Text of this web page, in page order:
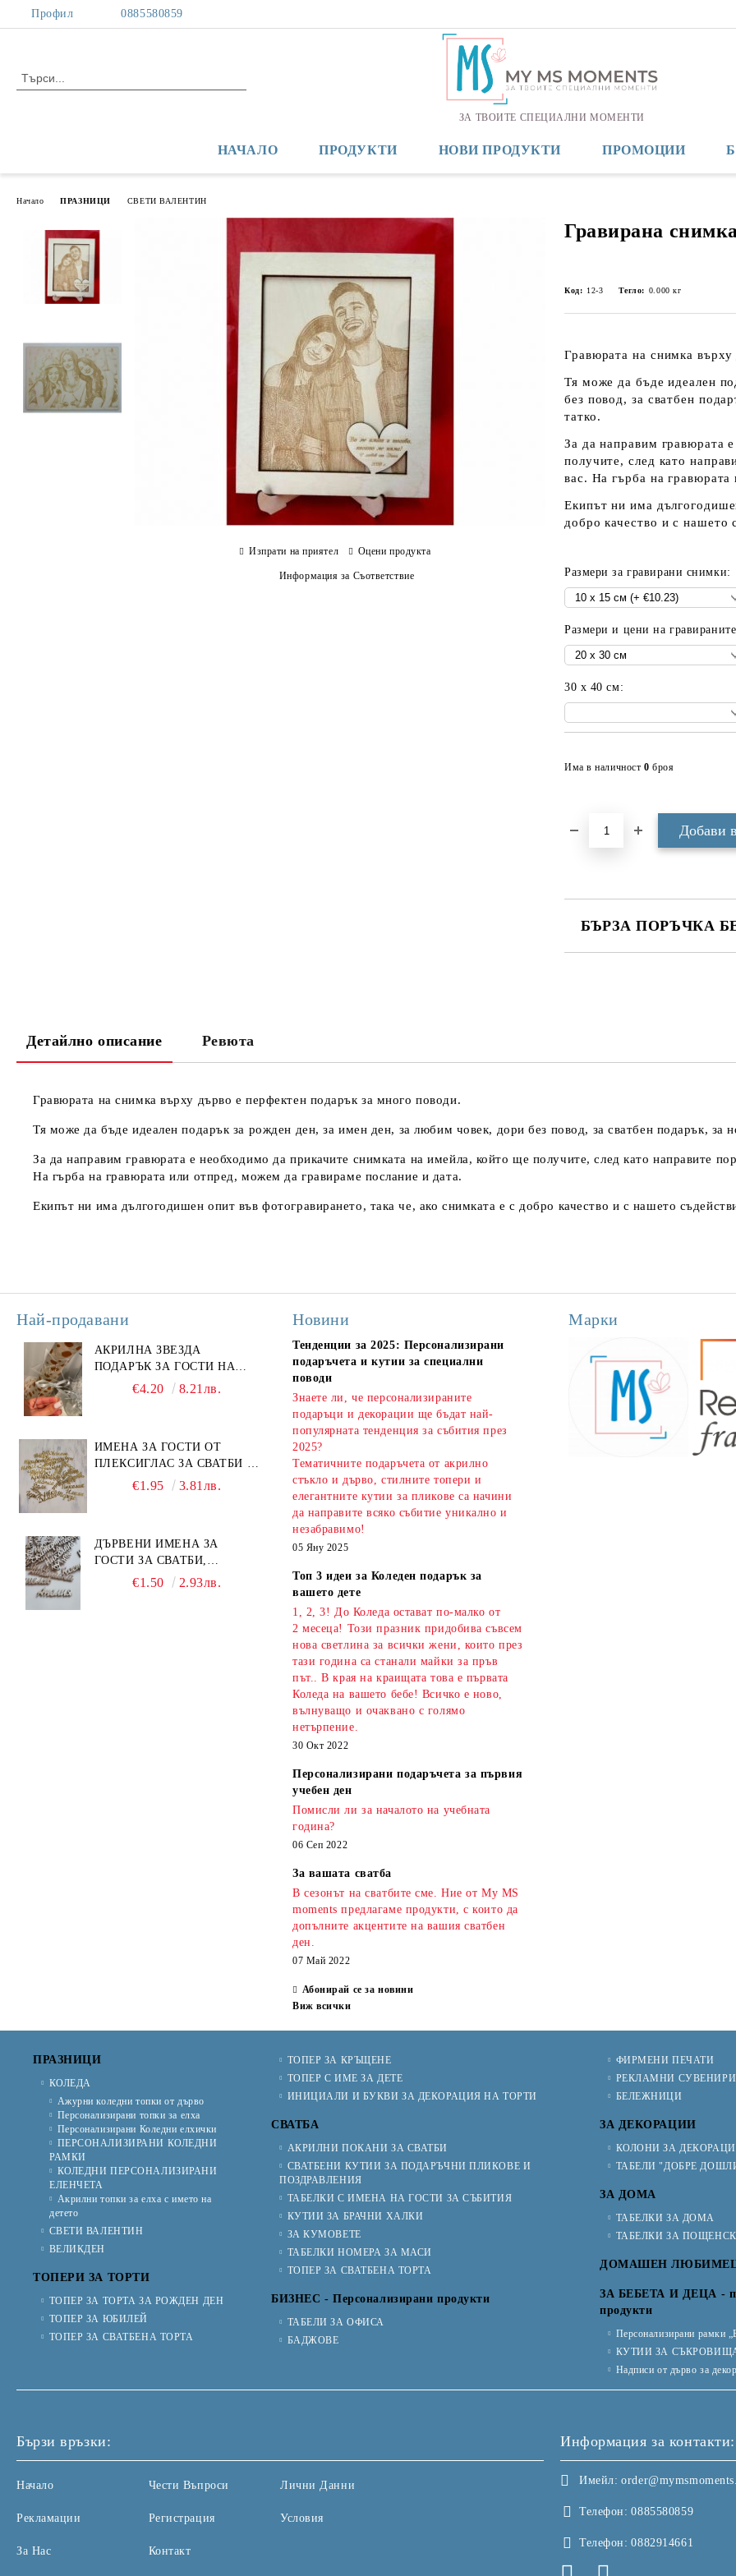
Профил 0885580859
ЗА ТВОИТЕ СПЕЦИАЛНИ МОМЕНТИ
НАЧАЛО ПРОДУКТИ НОВИ ПРОДУКТИ ПРОМОЦИИ
Начало ПРАЗНИЦИ СВЕТИ ВАЛЕНТИН
Гравирана
Код: 12-3 Тегло: 0.000 кг
Гравюрата на снимка
Тя може да бъде идеален
без повод, за сватбен
татко.
За да направим гравюрата
получите, след като
вас. На гърба на
Екипът ни има
добро качество и с нашето
Размери за гравирани снимки:
Размери и цени на
30 х 40 см:
Има в наличност 0 броя
БЪРЗА ПОРЪЧКА
Изпрати на приятел Оцени продукта
Информация за Съответствие
Детайлно описание Ревюта
Гравюрата на снимка върху дърво е перфектен подарък за много поводи.
Тя може да бъде идеален подарък за рожден ден, за имен ден, за любим човек, дори без повод, за сватбен подарък,
За да направим гравюрата е необходимо да прикачите снимката на имейла, който ще получите, след като направите
На гърба на гравюрата или отпред, можем да гравираме послание и дата.
Екипът ни има дългогодишен опит във фотогравирането, така че, ако снимката е с добро качество и с нашето
Най-продавани
АКРИЛНА ЗВЕЗДА
ПОДАРЪК ЗА ГОСТИ НА
ПОГАЧА€4.20 8.21лв.
ИМЕНА ЗА ГОСТИ ОТ
ПЛЕКСИГЛАС ЗА СВАТБИ И
СЪБИТИЯ
€1.95 3.81лв.
ДЪРВЕНИ ИМЕНА ЗА
ГОСТИ ЗА СВАТБИ,
КРЪЩЕНЕТА И СЪБИТИЯ
€1.50 2.93лв.
Новини
Тенденции за 2025: Персонализирани
подаръчета и кутии за специални
поводи
Знаете ли, че персонализираните
подаръци и декорации ще бъдат най-
популярната тенденция за събития през
2025?
Тематичните подаръчета от акрилно
стъкло и дърво, стилните топери и
елегантните кутии за пликове са начини
да направите всяко събитие уникално и
незабравимо!
05 Яну 2025
Топ 3 идеи за Коледен подарък за
вашето дете
1, 2, 3! До Коледа остават по-малко от
2 месеца! Този празник придобива съвсем
нова светлина за всички жени, които през
тази година са станали майки за пръв
път.. В края на краищата това е първата
Коледа на вашето бебе! Всичко е ново,
вълнуващо и очаквано с голямо
нетърпение.
30 Окт 2022
Персонализирани подаръчета за първия
учебен ден
Помисли ли за началото на учебната
година?
06 Сеп 2022
За вашата сватба
В сезонът на сватбите сме. Ние от My MS
moments предлагаме продукти, с които да
допълните акцентите на вашия сватбен
ден.
07 Май 2022
Абонирай се за новини
Виж всички
Марки
ПРАЗНИЦИ
КОЛЕДА
Ажурни коледни топки от дърво
Персонализирани топки за елха
Персонализирани Коледни елхички
ПЕРСОНАЛИЗИРАНИ КОЛЕДНИ
РАМКИ
КОЛЕДНИ ПЕРСОНАЛИЗИРАНИ
ЕЛЕНЧЕТА
Акрилни топки за елха с името на
детето
СВЕТИ ВАЛЕНТИН
ВЕЛИКДЕН
ТОПЕРИ ЗА ТОРТИ
ТОПЕР ЗА ТОРТА ЗА РОЖДЕН ДЕН
ТОПЕР ЗА ЮБИЛЕЙ
ТОПЕР ЗА СВАТБЕНА ТОРТА
ТОПЕР ЗА КРЪЩЕНЕ
ТОПЕР С ИМЕ ЗА ДЕТЕ
ИНИЦИАЛИ И БУКВИ ЗА ДЕКОРАЦИЯ НА ТОРТИ
СВАТБА
АКРИЛНИ ПОКАНИ ЗА СВАТБИ
СВАТБЕНИ КУТИИ ЗА ПОДАРЪЧНИ ПЛИКОВЕ И
ПОЗДРАВЛЕНИЯ
ТАБЕЛКИ С ИМЕНА НА ГОСТИ ЗА СЪБИТИЯ
КУТИИ ЗА БРАЧНИ ХАЛКИ
ЗА КУМОВЕТЕ
ТАБЕЛКИ НОМЕРА ЗА МАСИ
ТОПЕР ЗА СВАТБЕНА ТОРТА
БИЗНЕС - Персонализирани продукти
ТАБЕЛИ ЗА ОФИСА
БАДЖОВЕ
ФИРМЕНИ ПЕЧАТИ
РЕКЛАМНИ СУВЕНИРИ
БЕЛЕЖНИЦИ
ЗА ДЕКОРАЦИИ
КОЛОНИ ЗА
ТАБЕЛИ "ДОБРЕ
ЗА ДОМА
ТАБЕЛКИ ЗА ДОМА
ТАБЕЛКИ ЗА
ДОМАШЕН
ЗА БЕБЕТА И ДЕЦА -
продукти
Персонализирани рамки
КУТИИ ЗА
Надписи от дърво за
Бързи връзки:
Начало
Рекламации
За Нас
Чести Въпроси
Регистрация
Контакт
Лични Данни
Условия
Информация за контакти:
Имейл:
Телефон: 0885580859
Телефон: 0882914661